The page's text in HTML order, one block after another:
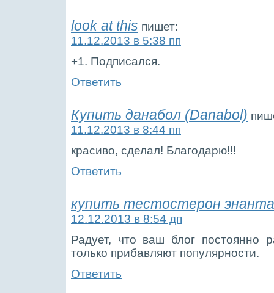
look at this пишет:
11.12.2013 в 5:38 пп
+1. Подписался.
Ответить
Купить данабол (Danabol)
11.12.2013 в 8:44 пп
красиво, сделал! Благодарю!!!
Ответить
купить тестостерон
12.12.2013 в 8:54 дп
Радует, что ваш блог постоянно
только прибавляют популярности.
Ответить